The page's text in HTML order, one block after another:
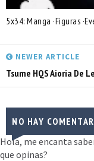
5x34: Manga ·Figuras
NEWER ARTICLE
Tsume HQS Aioria De
NO HAY
Hola, me encanta
que opinas?